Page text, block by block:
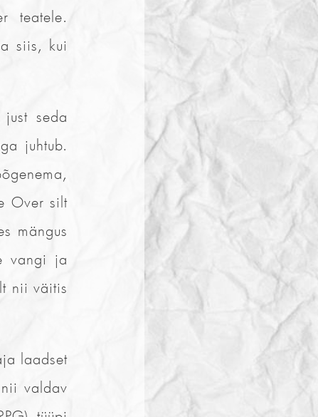
teatele.
siis, kui
seda
juhtub.
Over silt
mängus
vangi ja
nii väitis
laadset
valdav